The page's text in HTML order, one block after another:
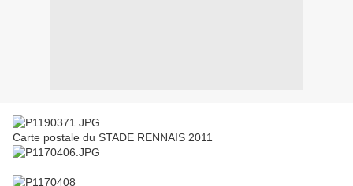
Carte postale du STADE RENNAIS 2011